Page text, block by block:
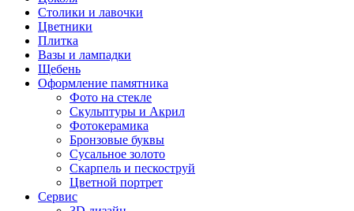
Столики и лавочки
Цветники
Плитка
Вазы и лампадки
Щебень
Оформление памятника
Фото на стекле
Скульптуры и Акрил
Фотокерамика
Бронзовые буквы
Сусальное золото
Скарпель и пескоструй
Цветной портрет
Сервис